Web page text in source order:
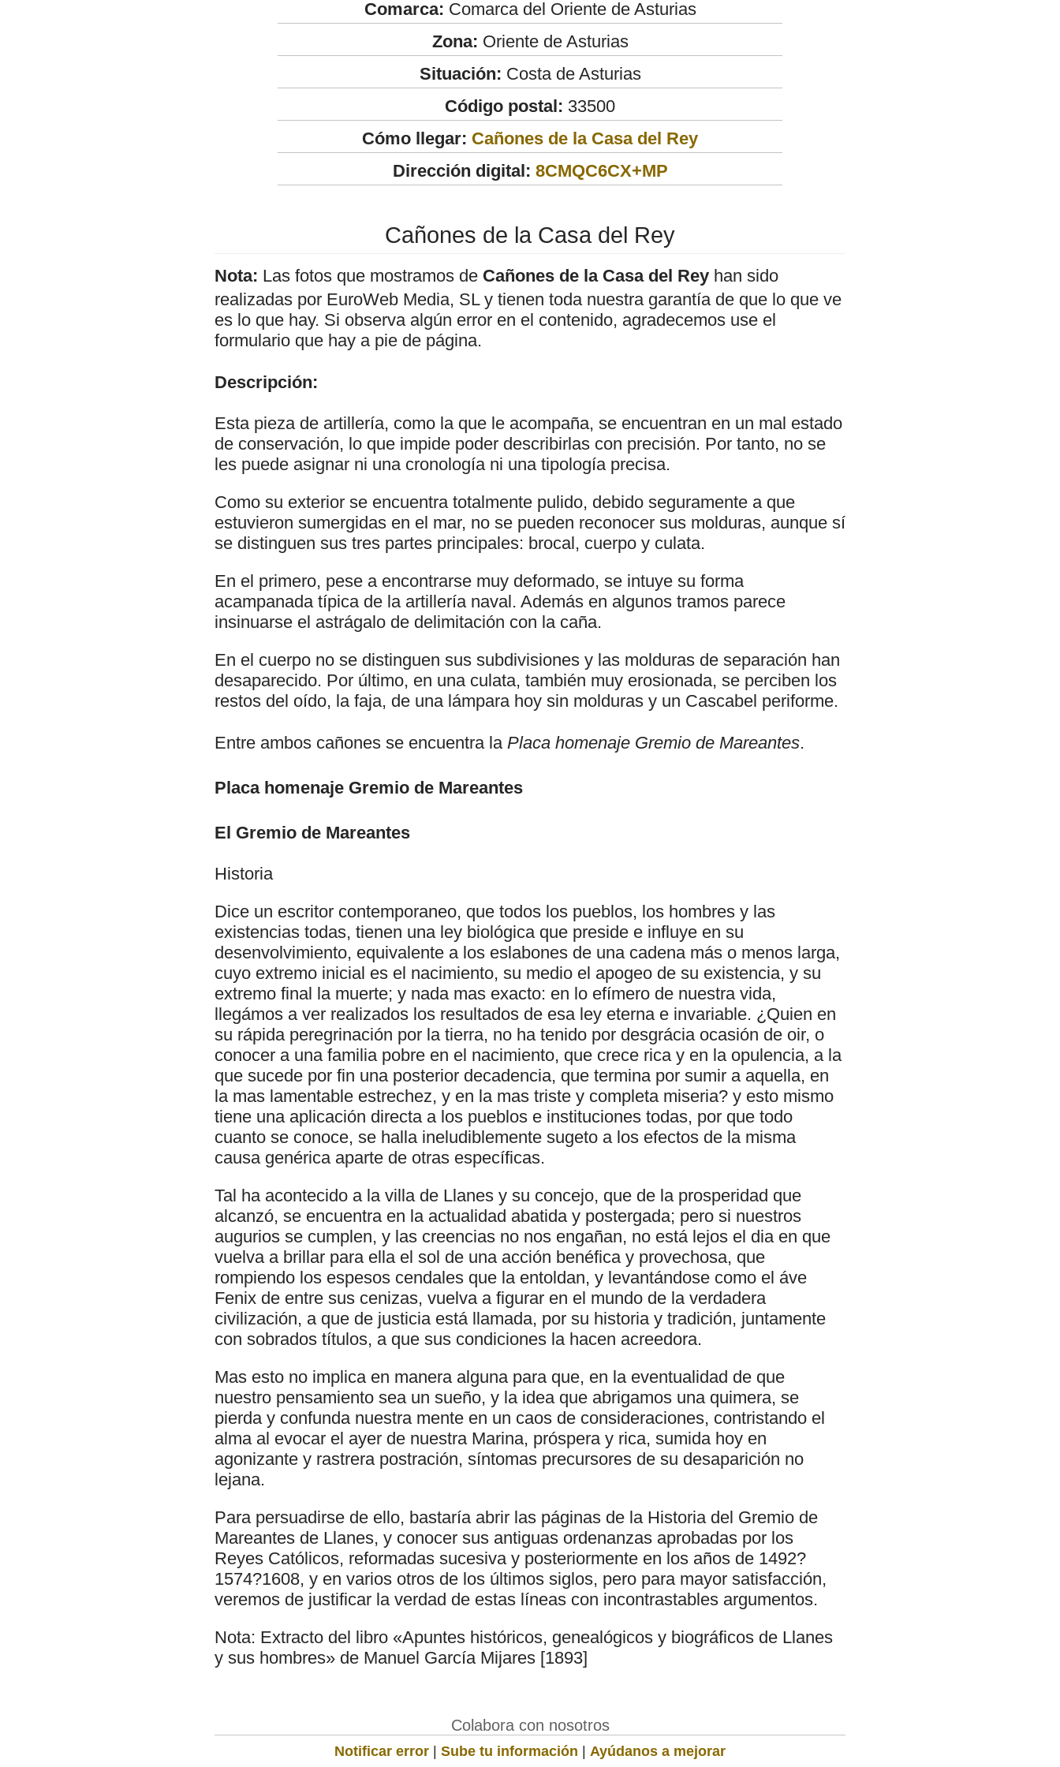
Comarca: Comarca del Oriente de Asturias
Zona: Oriente de Asturias
Situación: Costa de Asturias
Código postal: 33500
Cómo llegar: Cañones de la Casa del Rey
Dirección digital: 8CMQC6CX+MP
Cañones de la Casa del Rey
Nota: Las fotos que mostramos de Cañones de la Casa del Rey han sido
realizadas por EuroWeb Media, SL y tienen toda nuestra garantía de que lo que ve
es lo que hay. Si observa algún error en el contenido, agradecemos use el
formulario que hay a pie de página.
Descripción:
Esta pieza de artillería, como la que le acompaña, se encuentran en un mal estado
de conservación, lo que impide poder describirlas con precisión. Por tanto, no se
les puede asignar ni una cronología ni una tipología precisa.
Como su exterior se encuentra totalmente pulido, debido seguramente a que
estuvieron sumergidas en el mar, no se pueden reconocer sus molduras, aunque sí
se distinguen sus tres partes principales: brocal, cuerpo y culata.
En el primero, pese a encontrarse muy deformado, se intuye su forma
acampanada típica de la artillería naval. Además en algunos tramos parece
insinuarse el astrágalo de delimitación con la caña.
En el cuerpo no se distinguen sus subdivisiones y las molduras de separación han
desaparecido. Por último, en una culata, también muy erosionada, se perciben los
restos del oído, la faja, de una lámpara hoy sin molduras y un Cascabel periforme.
Entre ambos cañones se encuentra la Placa homenaje Gremio de Mareantes.
Placa homenaje Gremio de Mareantes
El Gremio de Mareantes
Historia
Dice un escritor contemporaneo, que todos los pueblos, los hombres y las
existencias todas, tienen una ley biológica que preside e influye en su
desenvolvimiento, equivalente a los eslabones de una cadena más o menos larga,
cuyo extremo inicial es el nacimiento, su medio el apogeo de su existencia, y su
extremo final la muerte; y nada mas exacto: en lo efímero de nuestra vida,
llegámos a ver realizados los resultados de esa ley eterna e invariable. ¿Quien en
su rápida peregrinación por la tierra, no ha tenido por desgrácia ocasión de oir, o
conocer a una familia pobre en el nacimiento, que crece rica y en la opulencia, a la
que sucede por fin una posterior decadencia, que termina por sumir a aquella, en
la mas lamentable estrechez, y en la mas triste y completa miseria? y esto mismo
tiene una aplicación directa a los pueblos e instituciones todas, por que todo
cuanto se conoce, se halla ineludiblemente sugeto a los efectos de la misma
causa genérica aparte de otras específicas.
Tal ha acontecido a la villa de Llanes y su concejo, que de la prosperidad que
alcanzó, se encuentra en la actualidad abatida y postergada; pero si nuestros
augurios se cumplen, y las creencias no nos engañan, no está lejos el dia en que
vuelva a brillar para ella el sol de una acción benéfica y provechosa, que
rompiendo los espesos cendales que la entoldan, y levantándose como el áve
Fenix de entre sus cenizas, vuelva a figurar en el mundo de la verdadera
civilización, a que de justicia está llamada, por su historia y tradición, juntamente
con sobrados títulos, a que sus condiciones la hacen acreedora.
Mas esto no implica en manera alguna para que, en la eventualidad de que
nuestro pensamiento sea un sueño, y la idea que abrigamos una quimera, se
pierda y confunda nuestra mente en un caos de consideraciones, contristando el
alma al evocar el ayer de nuestra Marina, próspera y rica, sumida hoy en
agonizante y rastrera postración, síntomas precursores de su desaparición no
lejana.
Para persuadirse de ello, bastaría abrir las páginas de la Historia del Gremio de
Mareantes de Llanes, y conocer sus antiguas ordenanzas aprobadas por los
Reyes Católicos, reformadas sucesiva y posteriormente en los años de 1492?
1574?1608, y en varios otros de los últimos siglos, pero para mayor satisfacción,
veremos de justificar la verdad de estas líneas con incontrastables argumentos.
Nota: Extracto del libro «Apuntes históricos, genealógicos y biográficos de Llanes
y sus hombres» de Manuel García Mijares [1893]
Colabora con nosotros
Notificar error | Sube tu información | Ayúdanos a mejorar